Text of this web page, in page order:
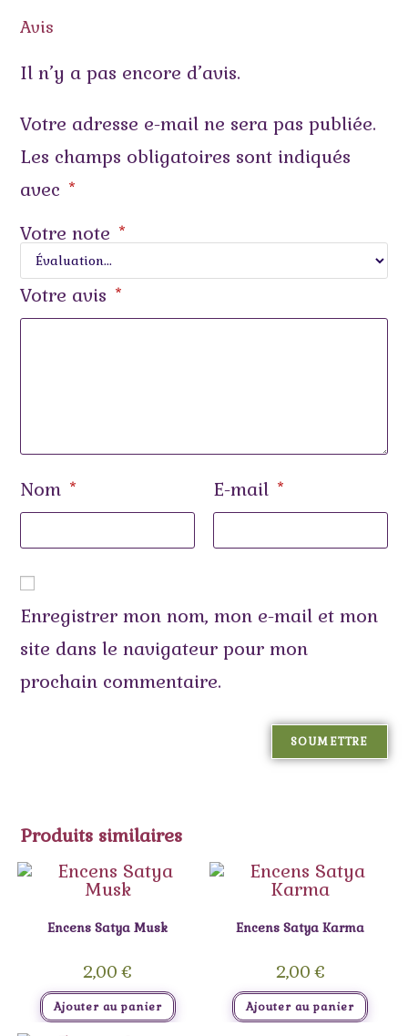
Avis
Il n’y a pas encore d’avis.
Votre adresse e-mail ne sera pas publiée.
Les champs obligatoires sont indiqués
avec
*
Votre note *
Votre avis *
Nom * E-mail *
Enregistrer mon nom, mon e-mail et mon
site dans le navigateur pour mon
prochain commentaire.
Produits similaires
Encens Satya Musk
2,00€
Ajouter au panier
Encens Satya Karma
2,00€
Ajouter au panier